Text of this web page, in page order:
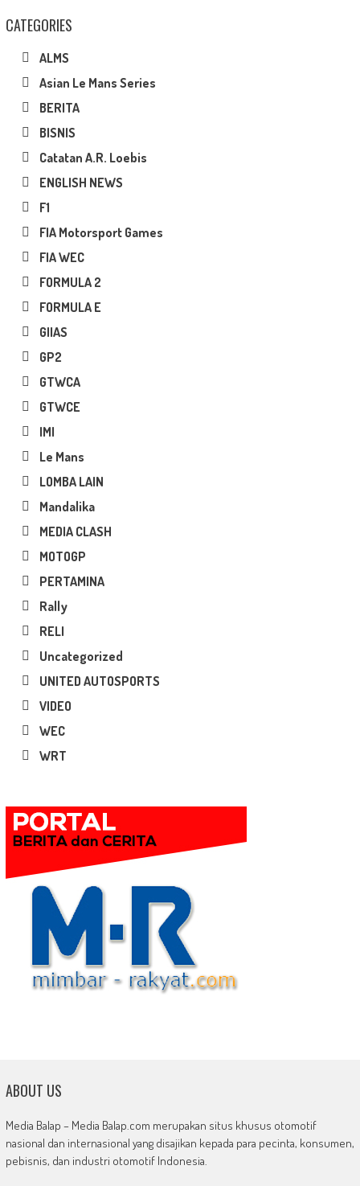
CATEGORIES
ALMS
Asian Le Mans Series
BERITA
BISNIS
Catatan A.R. Loebis
ENGLISH NEWS
F1
FIA Motorsport Games
FIA WEC
FORMULA 2
FORMULA E
GIIAS
GP2
GTWCA
GTWCE
IMI
Le Mans
LOMBA LAIN
Mandalika
MEDIA CLASH
MOTOGP
PERTAMINA
Rally
RELI
Uncategorized
UNITED AUTOSPORTS
VIDEO
WEC
WRT
ABOUT US
Media Balap – Media Balap.com merupakan situs khusus otomotif
nasional dan internasional yang disajikan kepada para pecinta, konsumen,
pebisnis, dan industri otomotif Indonesia.